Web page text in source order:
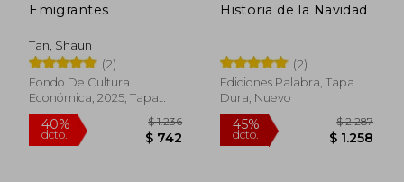
Emigrantes
Tan, Shaun
(2)
Fondo De Cultura
Económica, 2025, Tapa
Blanda, Nuevo
Historia de la Navidad
(2)
Ediciones Palabra, Tapa
Dura, Nuevo